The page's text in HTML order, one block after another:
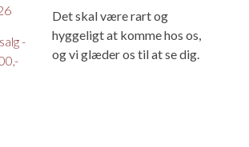
-
Det skal være rart og
hyggeligt at komme hos os,
og vi glæder os til at se dig.